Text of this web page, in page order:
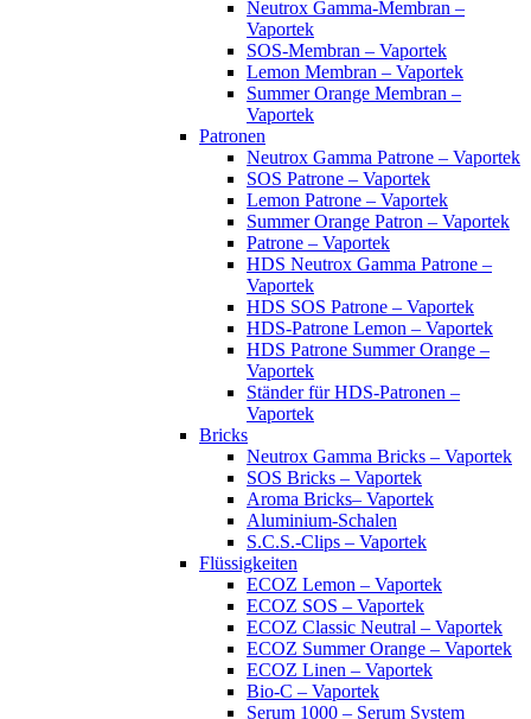
Neutrox Gamma-Membran –
Vaportek
SOS-Membran – Vaportek
Lemon Membran – Vaportek
Summer Orange Membran –
Vaportek
Patronen
Neutrox Gamma Patrone – Vaportek
SOS Patrone – Vaportek
Lemon Patrone – Vaportek
Summer Orange Patron – Vaportek
Patrone – Vaportek
HDS Neutrox Gamma Patrone –
Vaportek
HDS SOS Patrone – Vaportek
HDS-Patrone Lemon – Vaportek
HDS Patrone Summer Orange –
Vaportek
Ständer für HDS-Patronen –
Vaportek
Bricks
Neutrox Gamma Bricks – Vaportek
SOS Bricks – Vaportek
Aroma Bricks– Vaportek
Aluminium-Schalen
S.C.S.-Clips – Vaportek
Flüssigkeiten
ECOZ Lemon – Vaportek
ECOZ SOS – Vaportek
ECOZ Classic Neutral – Vaportek
ECOZ Summer Orange – Vaportek
ECOZ Linen – Vaportek
Bio-C – Vaportek
Serum 1000 – Serum System